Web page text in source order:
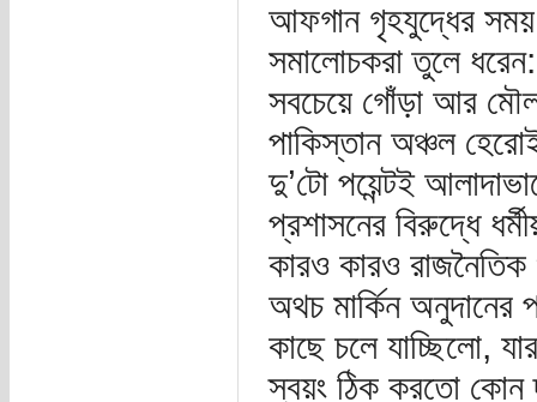
আফগান গৃহযুদ্ধের সময়
সমালোচকরা তুলে
সবচেয়ে গোঁড়া আর
পাকিস্তান অঞ্চল
দু’টো পয়েন্টই
প্রশাসনের বিরুদ্ধে
কারও কারও রাজনৈতিক
অথচ মার্কিন অনুদানের
কাছে চলে যাচ্ছিলো,
স্বয়ং ঠিক করতো কোন